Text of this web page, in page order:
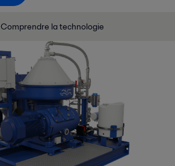
Comprendre la technologie